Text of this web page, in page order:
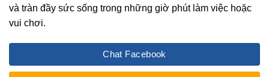
và tràn đầy sức sống trong những giờ phút làm việc hoặc
vui chơi.
Chat Facebook